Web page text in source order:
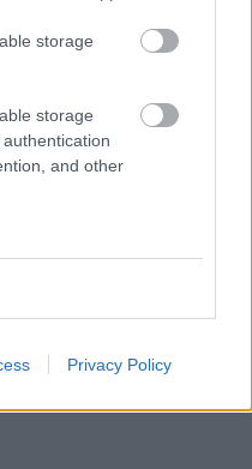
storage
storage
and other
Privacy Policy
–
at sig
med
tidiga